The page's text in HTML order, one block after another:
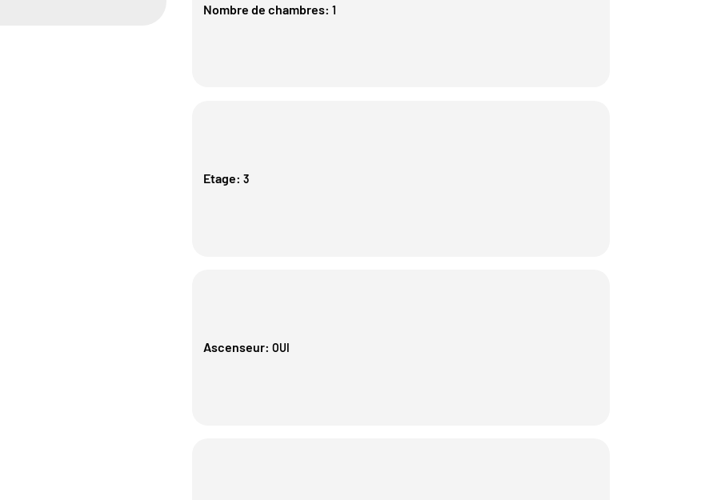
Nombre de chambres: 1
Etage: 3
Ascenseur: OUI